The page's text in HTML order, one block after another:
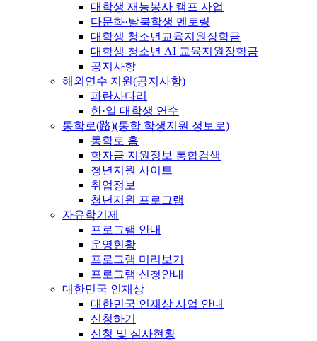
대학생 재능봉사 캠프 사업
다문화·탈북학생 멘토링
대학생 청소년교육지원장학금
대학생 청소년 AI 교육지원장학금
공지사항
해외연수 지원(공지사항)
파란사다리
한·일 대학생 연수
통학로(路)(통합 학생지원 정보로)
통학로 홈
학자금 지원정보 통합검색
청년지원 사이트
취업정보
청년지원 프로그램
자유학기제
프로그램 안내
운영현황
프로그램 미리보기
프로그램 신청안내
대한민국 인재상
대한민국 인재상 사업 안내
신청하기
신청 및 심사현황